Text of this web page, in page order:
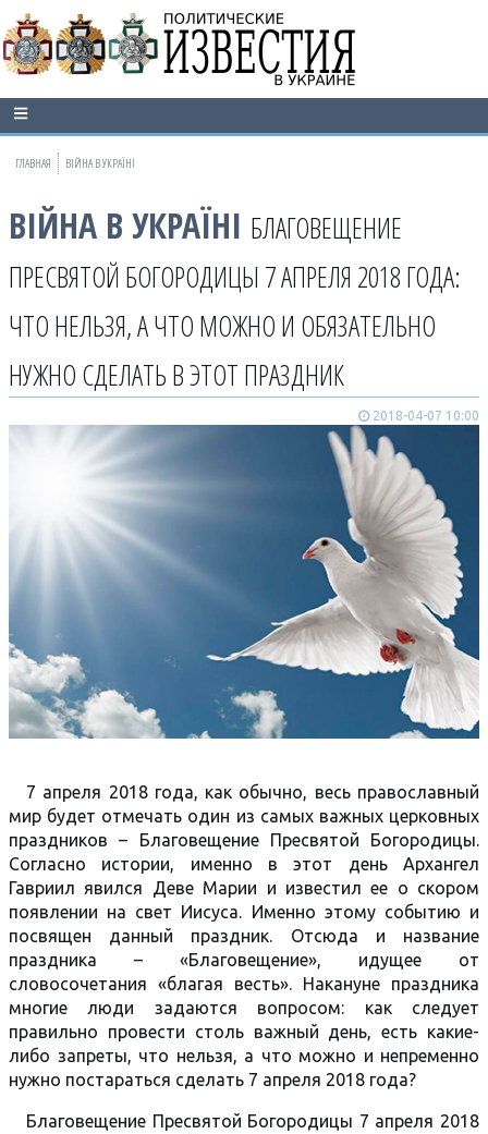
ГЛАВНАЯ ВІЙНА В УКРАЇНІ
ВІЙНА В УКРАЇНІ БЛАГОВЕЩЕНИЕ
ПРЕСВЯТОЙ БОГОРОДИЦЫ 7 АПРЕЛЯ 2018 ГОДА:
ЧТО НЕЛЬЗЯ, А ЧТО МОЖНО И ОБЯЗАТЕЛЬНО
НУЖНО СДЕЛАТЬ В ЭТОТ ПРАЗДНИК
2018-04-07 10:00
7 апреля 2018 года, как обычно, весь православный
мир будет отмечать один из самых важных церковных
праздников – Благовещение Пресвятой Богородицы.
Согласно истории, именно в этот день Архангел
Гавриил явился Деве Марии и известил ее о скором
появлении на свет Иисуса. Именно этому событию и
посвящен данный праздник. Отсюда и название
праздника – «Благовещение», идущее от
словосочетания «благая весть». Накануне праздника
многие люди задаются вопросом: как следует
правильно провести столь важный день, есть какие-
либо запреты, что нельзя, а что можно и непременно
нужно постараться сделать 7 апреля 2018 года?
Благовещение Пресвятой Богородицы 7 апреля 2018